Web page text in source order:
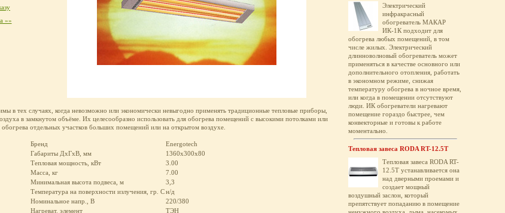
»»
в тех случаях, когда невозможно или экономически невыгодно применять традиционные тепловые приборы,
в замкнутом объёме. Их целесообразно использовать для обогрева помещений с высокими потолками или
отдельных участков больших помещений или на открытом воздухе.
Бренд
Energotech
Габариты ДхГхВ, мм
1360х300х80
Тепловая мощность, кВт
3.00
Масса, кг
7.00
Минимальная высота подвеса, м
3,3
Температура на поверхности излучения, гр. Сн/д
Номинальное напр., В
220/380
Нагреват. элемент
ТЭН
Электрический
инфракрасный
обогреватель МАКАР
ИК-1К подходит для
обогрева любых помещений, в том
числе жилых. Электрический
длинноволновый обогреватель может
применяться в качестве основного или
дополнительного отопления, работать
в экономном режиме, снижая
температуру обогрева в ночное время,
или когда в помещении отсутствуют
люди. ИК обогреватели нагревают
помещение гораздо быстрее, чем
конвекторные и готовы к работе
моментально.
Тепловая завеса RODA RT-12.5T
Тепловая завеса RODA RT-
12.5T устанавливается она
над дверными проемами и
создает мощный
воздушный заслон, который
препятствует попаданию в помещение